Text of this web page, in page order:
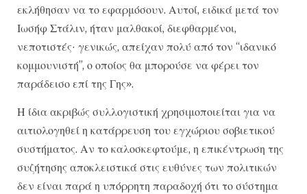
εκλήθησαν να το εφαρμόσουν. Αυτοί, ειδικά μετά τον
Ιωσήφ Στάλιν, ήταν μαλθακοί, διεφθαρμένοι,
νεποτιστές· γενικώς, απείχαν πολύ από τον “ιδανικό
κομμουνιστή”, ο οποίος θα μπορούσε να φέρει τον
παράδεισο επί της Γης».
Η ίδια ακριβώς συλλογιστική χρησιμοποιείται για να
αιτιολογηθεί η κατάρρευση του εγχώριου σοβιετικού
συστήματος. Αν το καλοσκεφτούμε, η επικέντρωση της
συζήτησης αποκλειστικά στις ευθύνες των πολιτικών
δεν είναι παρά η υπόρρητη παραδοχή ότι το σύστημα